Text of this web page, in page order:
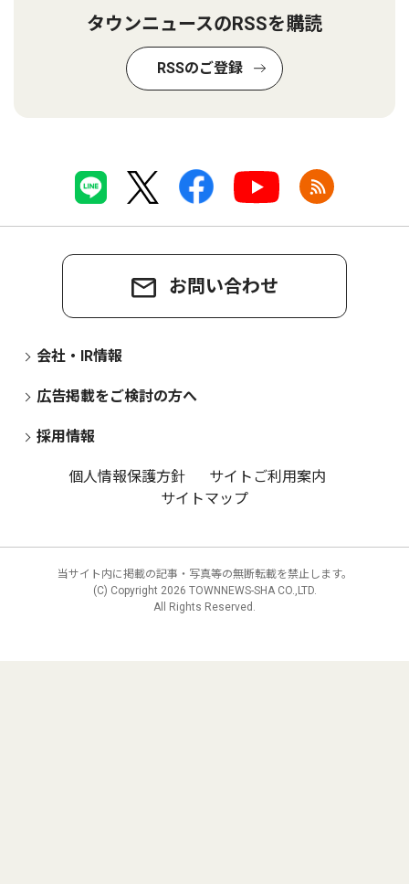
タウンニュースのRSSを購読
RSSのご登録
お問い合わせ
会社・IR情報
広告掲載をご検討の方へ
採用情報
個人情報保護方針
サイトご利用案内
サイトマップ
当サイト内に掲載の記事・写真等の無断転載を禁止します。
(C) Copyright 2026 TOWNNEWS-SHA CO.,LTD.
All Rights Reserved.